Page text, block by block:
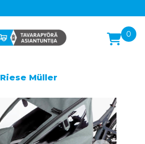
0
Riese Müller